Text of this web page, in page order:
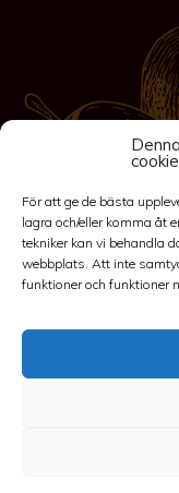
För att ge de bästa
lagra och/eller komma åt
tekniker kan vi behandla
webbplats. Att inte
funktioner och funktioner